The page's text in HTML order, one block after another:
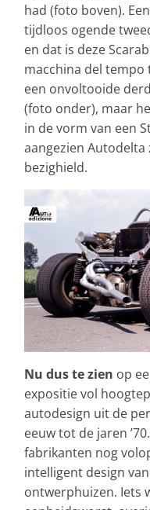
had (foto boven).
tijdloos ogende
en dat is deze
macchina del tempo
een onvoltooide
(foto onder), maar
in de vorm van een
aangezien Autodelta
bezighield.
Nu dus te zien op
expositie vol
autodesign uit de
eeuw tot de jaren
fabrikanten nog
intelligent design
ontwerphuizen. Iets